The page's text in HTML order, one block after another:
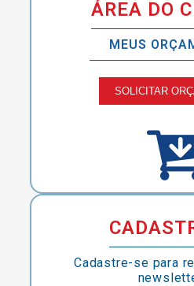
ÁREA DO
MEUS
SOLICITAR
Cadastre-se para